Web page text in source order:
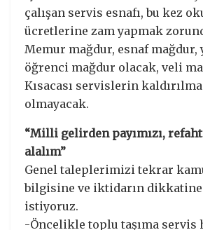
çalışan servis esnafı, bu kez
ücretlerine zam yapmak
Memur mağdur, esnaf mağdur,
öğrenci mağdur olacak, veli
Kısacası servislerin
olmayacak.
“Milli gelirden payımızı,
alalım”
Genel taleplerimizi tekrar
bilgisine ve iktidarın
istiyoruz.
-Öncelikle toplu taşıma servis